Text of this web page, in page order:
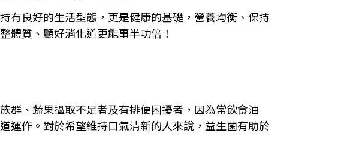
有良好的生活型態，更是健康的基礎，營養均衡、保持
體質、顧好消化道更能事半功倍！
群、蔬果攝取不足者及有排便困擾者，因為常飲食油
運作。對於希望維持口氣清新的人來說，益生菌有助於